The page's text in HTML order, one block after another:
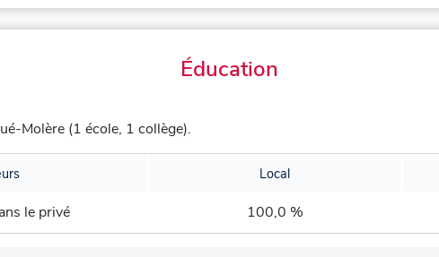
Éducation
Molère (1 école, 1 collège).
Local
le privé 100,0 %